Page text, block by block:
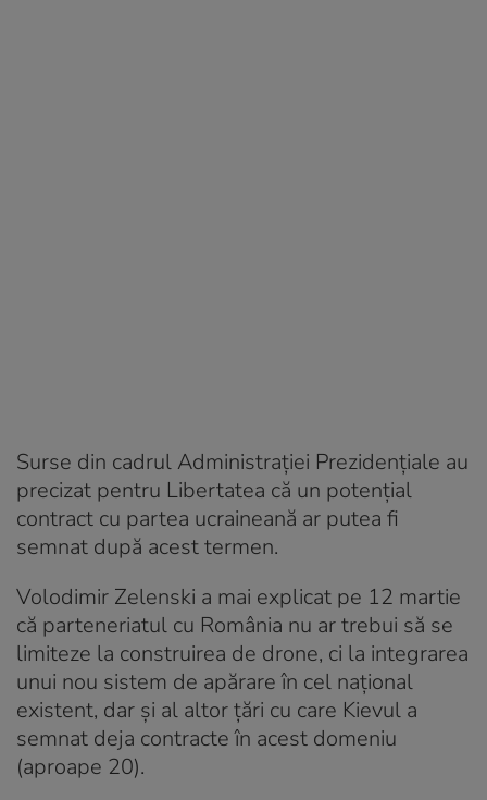
Surse din cadrul Administrației Prezidențiale au
precizat pentru Libertatea că un potențial
contract cu partea ucraineană ar putea fi
semnat după acest termen.
Volodimir Zelenski a mai explicat pe 12 martie
că parteneriatul cu România nu ar trebui să se
limiteze la construirea de drone, ci la integrarea
unui nou sistem de apărare în cel național
existent, dar și al altor țări cu care Kievul a
semnat deja contracte în acest domeniu
(aproape 20).